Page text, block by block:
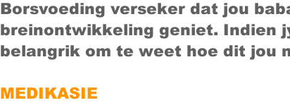
Borsvoeding verseker dat jou
breinontwikkeling geniet. Indien
belangrik om te weet hoe dit jou
MEDIKASIE